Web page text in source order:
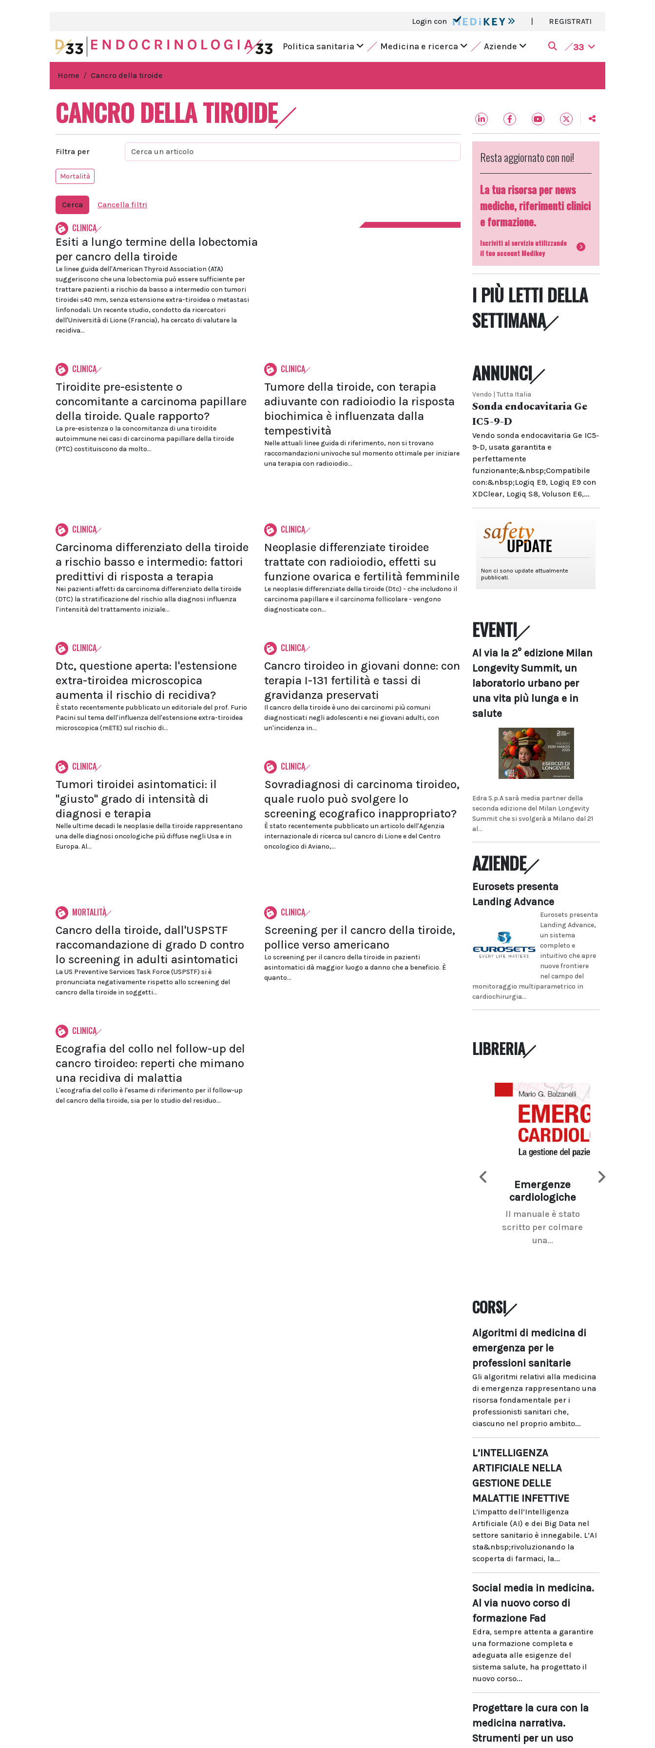
Login con | REGISTRATI
Politica sanitaria Medicina e ricerca Aziende 33
Home Cancro della tiroide
CANCRO DELLA TIROIDE
Filtra per
Mortalità
Cerca Cancella filtri
CLINICA
Esiti a lungo termine della lobectomia
per cancro della tiroide
Le linee guida dell'American Thyroid Association (ATA)
suggeriscono che una lobectomia può essere sufficiente per
trattare pazienti a rischio da basso a intermedio con tumori
tiroidei ≤40 mm, senza estensione extra-tiroidea o metastasi
linfonodali. Un recente studio, condotto da ricercatori
dell'Università di Lione (Francia), ha cercato di valutare la
recidiva...
CLINICA
Tiroidite pre-esistente o
concomitante a carcinoma papillare
della tiroide. Quale rapporto?
La pre-esistenza o la concomitanza di una tiroidite
autoimmune nei casi di carcinoma papillare della tiroide
(PTC) costituiscono da molto...
CLINICA
Tumore della tiroide, con terapia
adiuvante con radioiodio la risposta
biochimica è influenzata dalla
tempestività
Nelle attuali linee guida di riferimento, non si trovano
raccomandazioni univoche sul momento ottimale per iniziare
una terapia con radioiodio...
CLINICA
Carcinoma differenziato della tiroide
a rischio basso e intermedio: fattori
predittivi di risposta a terapia
Nei pazienti affetti da carcinoma differenziato della tiroide
(DTC) la stratificazione del rischio alla diagnosi influenza
l'intensità del trattamento iniziale...
CLINICA
Neoplasie differenziate tiroidee
trattate con radioiodio, effetti su
funzione ovarica e fertilità femminile
Le neoplasie differenziate della tiroide (Dtc) - che includono il
carcinoma papillare e il carcinoma follicolare - vengono
diagnosticate con...
CLINICA
Dtc, questione aperta: l'estensione
extra-tiroidea microscopica
aumenta il rischio di recidiva?
È stato recentemente pubblicato un editoriale del prof. Furio
Pacini sul tema dell'influenza dell'estensione extra-tiroidea
microscopica (mETE) sul rischio di...
CLINICA
Cancro tiroideo in giovani donne: con
terapia I-131 fertilità e tassi di
gravidanza preservati
Il cancro della tiroide è uno dei carcinomi più comuni
diagnosticati negli adolescenti e nei giovani adulti, con
un'incidenza in...
CLINICA
Tumori tiroidei asintomatici: il
"giusto" grado di intensità di
diagnosi e terapia
Nelle ultime decadi le neoplasie della tiroide rappresentano
una delle diagnosi oncologiche più diffuse negli Usa e in
Europa. Al...
CLINICA
Sovradiagnosi di carcinoma tiroideo,
quale ruolo può svolgere lo
screening ecografico inappropriato?
È stato recentemente pubblicato un articolo dell'Agenzia
internazionale di ricerca sul cancro di Lione e del Centro
oncologico di Aviano,...
MORTALITÀ
Cancro della tiroide, dall'USPSTF
raccomandazione di grado D contro
lo screening in adulti asintomatici
La US Preventive Services Task Force (USPSTF) si è
pronunciata negativamente rispetto allo screening del
cancro della tiroide in soggetti...
CLINICA
Screening per il cancro della tiroide,
pollice verso americano
Lo screening per il cancro della tiroide in pazienti
asintomatici dà maggior luogo a danno che a beneficio. È
quanto...
CLINICA
Ecografia del collo nel follow-up del
cancro tiroideo: reperti che mimano
una recidiva di malattia
L'ecografia del collo è l'esame di riferimento per il follow-up
del cancro della tiroide, sia per lo studio del residuo...
Resta aggiornato con noi!
La tua risorsa per news
mediche, riferimenti clinici
e formazione.
Iscriviti al servizio utilizzando
il tuo account Medikey
I PIÙ LETTI DELLA
SETTIMANA
ANNUNCI
Vendo | Tutta Italia
Sonda endocavitaria Ge
IC5-9-D
Vendo sonda endocavitaria Ge IC5-
9-D, usata garantita e
perfettamente
funzionante;&nbsp;Compatibile
con:&nbsp;Logiq E9, Logiq E9 con
XDClear, Logiq S8, Voluson E6,...
EVENTI
Al via la 2° edizione Milan
Longevity Summit, un
laboratorio urbano per
una vita più lunga e in
salute
Edra S.p.A sarà media partner della
seconda edizione del Milan Longevity
Summit che si svolgerà a Milano dal 21
al...
AZIENDE
Eurosets presenta
Landing Advance
Eurosets presenta
Landing Advance,
un sistema
completo e
intuitivo che apre
nuove frontiere
nel campo del
monitoraggio multiparametrico in
cardiochirurgia...
LIBRERIA
Emergenze
cardiologiche
Il manuale è stato
scritto per colmare
una...
CORSI
Algoritmi di medicina di
emergenza per le
professioni sanitarie
Gli algoritmi relativi alla medicina
di emergenza rappresentano una
risorsa fondamentale per i
professionisti sanitari che,
ciascuno nel proprio ambito...
L’INTELLIGENZA
ARTIFICIALE NELLA
GESTIONE DELLE
MALATTIE INFETTIVE
L’impatto dell’Intelligenza
Artificiale (AI) e dei Big Data nel
settore sanitario è innegabile. L’AI
sta&nbsp;rivoluzionando la
scoperta di farmaci, la...
Social media in medicina.
Al via nuovo corso di
formazione Fad
Edra, sempre attenta a garantire
una formazione completa e
adeguata alle esigenze del
sistema salute, ha progettato il
nuovo corso...
Progettare la cura con la
medicina narrativa.
Strumenti per un uso